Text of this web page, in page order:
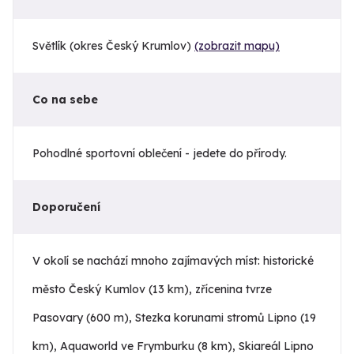
Světlík (okres Český Krumlov) (zobrazit mapu)
Co na sebe
Pohodlné sportovní oblečení - jedete do přírody.
Doporučení
V okolí se nachází mnoho zajímavých míst: historické
město Český Kumlov (13 km), zřícenina tvrze
Pasovary (600 m), Stezka korunami stromů Lipno (19
km), Aquaworld ve Frymburku (8 km), Skiareál Lipno